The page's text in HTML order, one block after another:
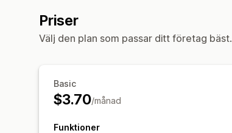
Priser
Välj den plan som passar ditt företag bäst.
Basic
$3.70/månad
Funktioner